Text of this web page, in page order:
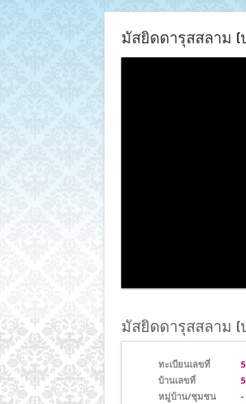
มัสยิดดารุสสลาม (
มัสยิดดารุสสลาม (
ทะเบียนเลขที่
บ้านเลขที่
หมู่บ้าน/ชุมชน
-